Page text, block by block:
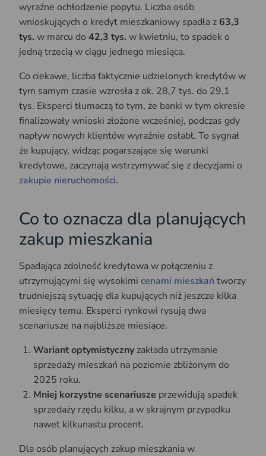
wyraźne ochłodzenie popytu. Liczba osób
wnioskujących o kredyt mieszkaniowy spadła z 63,3
tys. w marcu do 42,3 tys. w kwietniu, to spadek o
jedną trzecią w ciągu jednego miesiąca.
Co ciekawe, liczba faktycznie udzielonych kredytów w
tym samym czasie wzrosła z ok. 28,7 tys. do 29,1
tys. Eksperci tłumaczą to tym, że banki w tym okresie
finalizowały wnioski złożone wcześniej, podczas gdy
napływ nowych klientów wyraźnie osłabł. To sygnał
że kupujący, widząc pogarszające się warunki
kredytowe, zaczynają wstrzymywać się z decyzjami o
zakupie nieruchomości.
Co to oznacza dla planujących
zakup mieszkania
Spadająca zdolność kredytowa w połączeniu z
utrzymującymi się wysokimi cenami mieszkań tworzy
trudniejszą sytuację dla kupujących niż jeszcze kilka
miesięcy temu. Eksperci rynkowi rysują dwa
scenariusze na najbliższe miesiące.
Wariant optymistycznyzakłada utrzymanie
sprzedaży mieszkań na poziomie zbliżonym do
2025 roku.
Mniej korzystne scenariusze przewidują spadek
sprzedaży rzędu kilku, a w skrajnym przypadku
nawet kilkunastu procent.
Dla osób planujących zakup mieszkania w